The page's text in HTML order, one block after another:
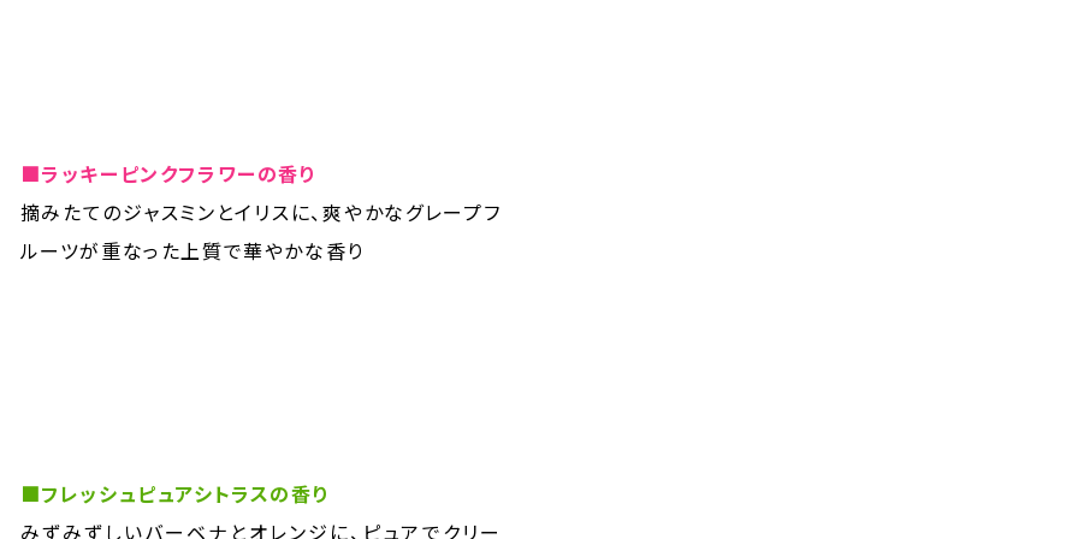
■ラッキーピンクフラワーの香り
摘みたてのジャスミンとイリスに、爽やかなグレープフ
ルーツが重なった上質で華やかな香り
■フレッシュピュアシトラスの香り
みずみずしいバーベナとオレンジに、ピュアでクリー